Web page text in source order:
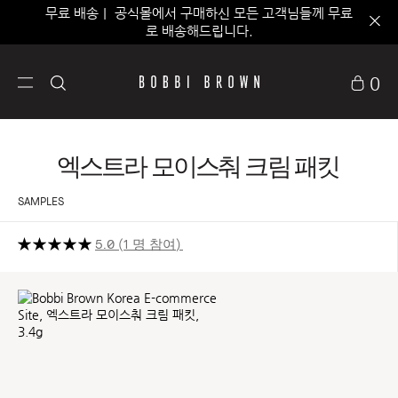
무료 배송｜ 공식몰에서 구매하신 모든 고객님들께 무료
로 배송해드립니다.
0
엑스트라 모이스춰 크림 패킷
SAMPLES
5.0 1 명 참여